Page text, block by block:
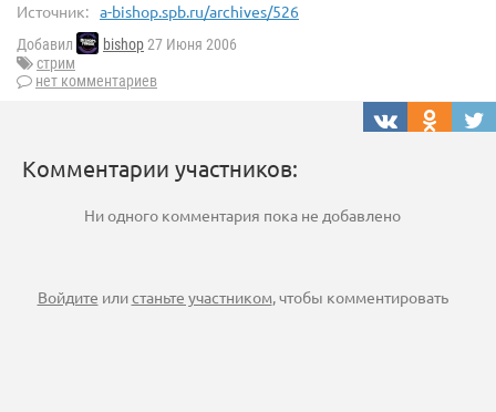
Источник: a-bishop.spb.ru/archives/526
Добавил bishop27 Июня 2006
стрим
нет комментариев
Комментарии участников:
Ни одного комментария пока не добавлено
Войдите илистаньте участником, чтобы комментировать